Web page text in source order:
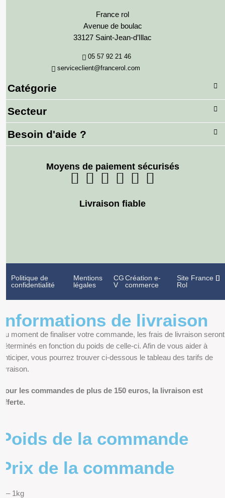
France rol
Avenue de boulac
33127 Saint-Jean-d’Illac
05 57 92 21 46
serviceclient@francerol.com
Catégorie
Secteur
Besoin d'aide ?
Moyens de paiement sécurisés
Livraison fiable
Politique de
confidentialité
Mentions
légales
CG
V
Création e-
commerce
Site France
Rol
Informations de livraison
Au moment de finaliser votre commande, les frais de livraison seront
déterminés en fonction du poids de celle-ci. Afin de vous aider à
anticiper, vous pourrez trouver ci-dessous le tableau des tarifs de
livraison.
Pour les commandes de plus de 150 euros, la livraison est
offerte.
Poids de la commande
Prix de la commande
0 – 1kg